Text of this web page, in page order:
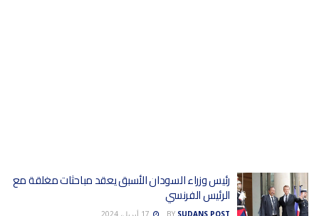
رئيس وزراء السودان الأسبق يعقد مباحثات مغلقة مع
الرئيس الفرنسي
BY SUDANS POST